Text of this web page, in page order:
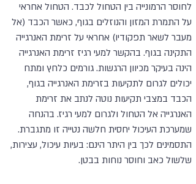
לחוסר הרמונייה בין הטחול לכבד. הטחול אחראי
על התמרת המזון והנוזלים בגוף, כאשר הכבד (אל
מעבר לשאר תפקודיו) אחראי על זרימת האנרגייה
התקינה בגוף. בהקשר למעי רגיז זרימת האנרגייה
הינה בעיקר מכיוון הרגשות. גורמים כלחץ ומתח
יכולים לגרום לתקיעות בזרימת האנרגייה בגוף,
הכבד במצבי תקיעות נוטה לנתב את זרימת
האנרגייה אל הטחול ולגרום למעי רגיז. בהנחה
שמערכת העיכול יחסית חלשה נטייה זו מתגברת.
התסמינים לכך בין היתר הינם: בעיות עיכול, עצירות,
שלשול כאב וחוסר נוחות בבטן.